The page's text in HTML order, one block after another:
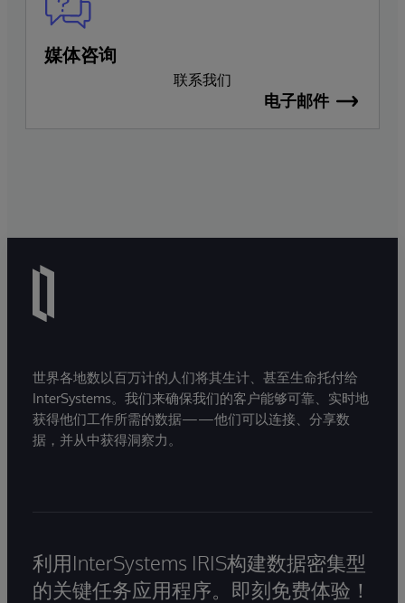
媒体咨询
联系我们
电子邮件
世界各地数以百万计的人们将其生计、甚至生命托付给
InterSystems。我们来确保我们的客户能够可靠、实时地
获得他们工作所需的数据——他们可以连接、分享数
据，并从中获得洞察力。
利用InterSystems IRIS构建数据密集型
的关键任务应用程序。即刻免费体验！